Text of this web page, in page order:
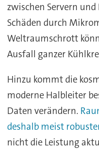
zwischen Servern
Schäden durch
Weltraumschrott
Ausfall ganzer
Hinzu kommt die
moderne Halbleiter
Daten verändern.
deshalb meist
nicht die Leistung